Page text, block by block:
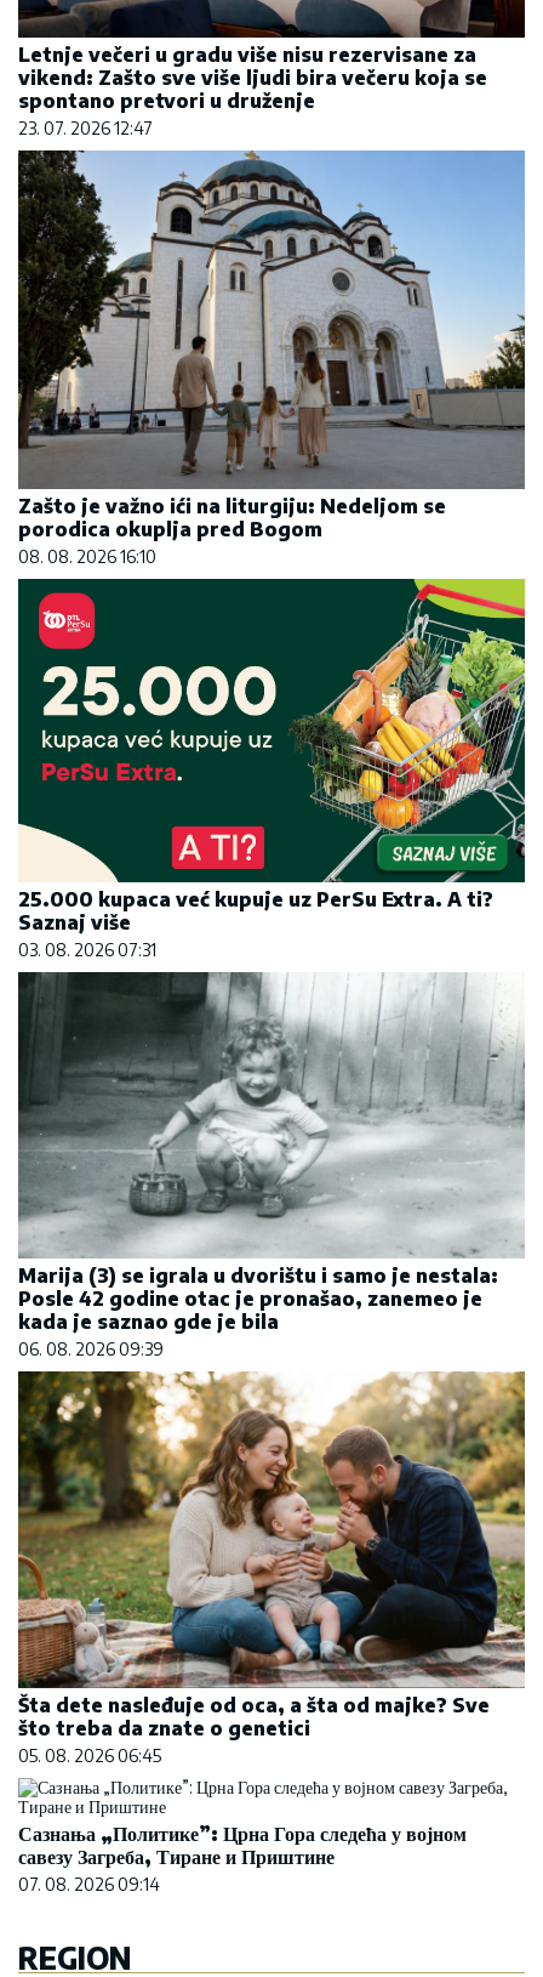
Letnje večeri u gradu više nisu rezervisane za
vikend: Zašto sve više ljudi bira večeru koja se
spontano pretvori u druženje
23. 07. 2026 12:47
Zašto je važno ići na liturgiju: Nedeljom se
porodica okuplja pred Bogom
08. 08. 2026 16:10
25.000 kupaca već kupuje uz PerSu Extra. A ti?
Saznaj više
03. 08. 2026 07:31
Marija (3) se igrala u dvorištu i samo je nestala:
Posle 42 godine otac je pronašao, zanemeo je
kada je saznao gde je bila
06. 08. 2026 09:39
Šta dete nasleđuje od oca, a šta od majke? Sve
što treba da znate o genetici
05. 08. 2026 06:45
Сазнања „Политике”: Црна Гора следећа у војном
савезу Загреба, Тиране и Приштине
07. 08. 2026 09:14
REGION